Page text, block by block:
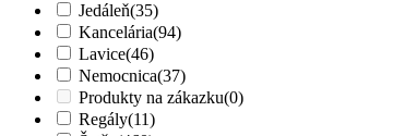
Jedáleň(35)
Kancelária(94)
Lavice(46)
Nemocnica(37)
Produkty na zákazku(0)
Regály(11)